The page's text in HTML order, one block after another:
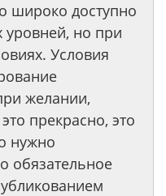
широко доступно
уровней, но при
Условия
желании,
прекрасно, это
нужно
обязательное